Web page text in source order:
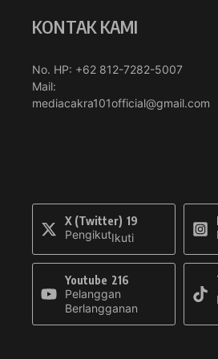
KONTAK KAMI
No. HP: +62 812-7282-5007
Mail:
mediacakra101official@gmail.com
X (Twitter) 19
PengikutIkuti
Youtube 216
Pelanggan
Berlangganan